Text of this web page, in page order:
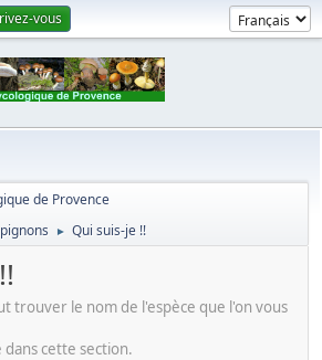
vous
de Provence
► Qui suis-je !!
trouver le nom de l'espèce que l'on vous
cette section.